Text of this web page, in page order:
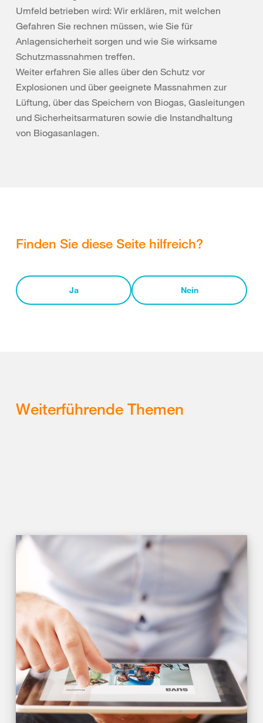
Umfeld betrieben wird: Wir erklären, mit welchen
Gefahren Sie rechnen müssen, wie Sie für
Anlagensicherheit sorgen und wie Sie wirksame
Schutzmassnahmen treffen.
Weiter erfahren Sie alles über den Schutz vor
Explosionen und über geeignete Massnahmen zur
Lüftung, über das Speichern von Biogas, Gasleitungen
und Sicherheitsarmaturen sowie die Instandhaltung
von Biogasanlagen.
Finden Sie diese Seite hilfreich?
Ja Nein
Weiterführende Themen